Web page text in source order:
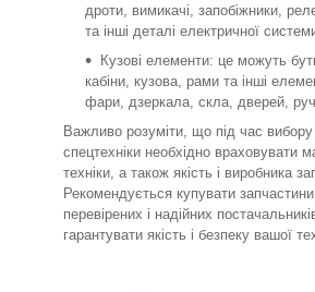
дроти, вимикачі, запобіжники,
та інші деталі електричної
Кузові елементи: це можуть
кабіни, кузова, рами та інші
фари, дзеркала, скла, дверей,
Важливо розуміти, що під час
спецтехніки необхідно враховувати
техніки, а також якість і виробника
Рекомендується купувати запчастини
перевірених і надійних
гарантувати якість і безпеку вашої